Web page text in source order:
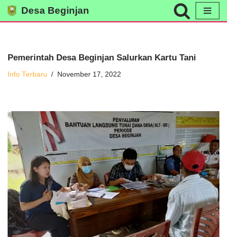
content
Desa Beginjan
Pemerintah Desa Beginjan Salurkan Kartu Tani
Info Terbaru November 17, 2022